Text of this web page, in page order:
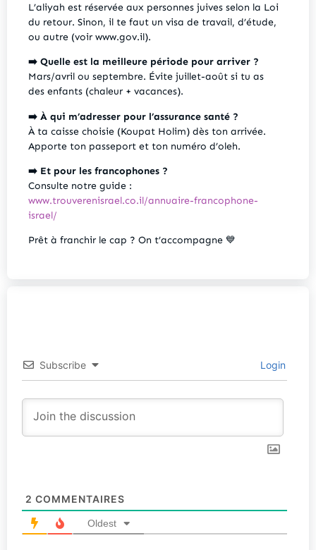
L’aliyah est réservée aux personnes juives selon la Loi
du retour. Sinon, il te faut un visa de travail, d’étude,
ou autre (voir www.gov.il).
➡️ Quelle est la meilleure période pour arriver ?
Mars/avril ou septembre. Évite juillet-août si tu as
des enfants (chaleur + vacances).
➡️ À qui m’adresser pour l’assurance santé ?
À ta caisse choisie (Koupat Holim) dès ton arrivée.
Apporte ton passeport et ton numéro d’oleh.
➡️ Et pour les francophones ?
Consulte notre guide :
www.trouverenisrael.co.il/annuaire-francophone-
israel/
Prêt à franchir le cap ? On t’accompagne 💙
Subscribe Login
2 COMMENTAIRES
Oldest